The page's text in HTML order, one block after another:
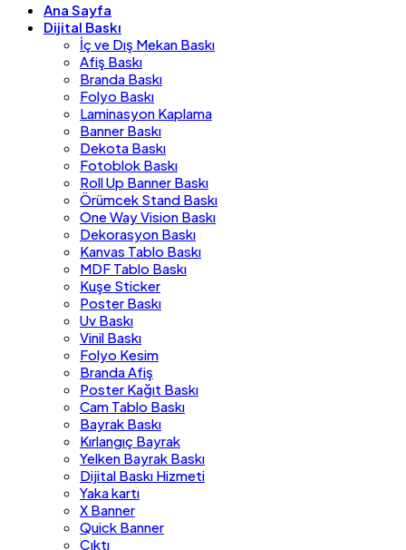
Ana Sayfa
Dijital Baskı
İç ve Dış Mekan Baskı
Afiş Baskı
Branda Baskı
Folyo Baskı
Laminasyon Kaplama
Banner Baskı
Dekota Baskı
Fotoblok Baskı
Roll Up Banner Baskı
Örümcek Stand Baskı
One Way Vision Baskı
Dekorasyon Baskı
Kanvas Tablo Baskı
MDF Tablo Baskı
Kuşe Sticker
Poster Baskı
Uv Baskı
Vinil Baskı
Folyo Kesim
Branda Afiş
Poster Kağıt Baskı
Cam Tablo Baskı
Bayrak Baskı
Kırlangıç Bayrak
Yelken Bayrak Baskı
Dijital Baskı Hizmeti
Yaka kartı
X Banner
Quick Banner
Çıktı